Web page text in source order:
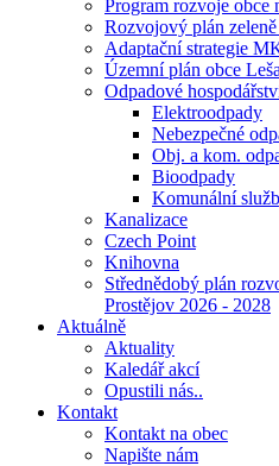
Program rozvoje obce
Rozvojový plán
Adaptační strategie
Územní plán obce
Odpadové
Elektroodpady
Nebezpečné
Obj. a kom.
Bioodpady
Komunální
Kanalizace
Czech Point
Knihovna
Střednědobý plán
Prostějov 2026 - 2028
Aktuálně
Aktuality
Kaledář akcí
Opustili nás..
Kontakt
Kontakt na obec
Napište nám